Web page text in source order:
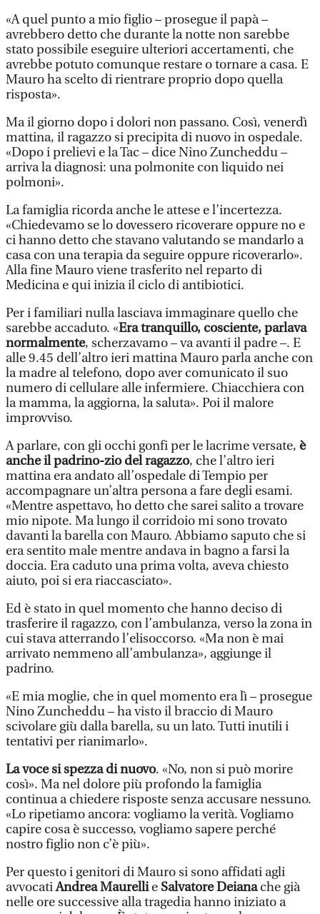
«A quel punto a mio figlio – prosegue il papà –
avrebbero detto che durante la notte non sarebbe
stato possibile eseguire ulteriori accertamenti, che
avrebbe potuto comunque restare o tornare a casa. E
Mauro ha scelto di rientrare proprio dopo quella
risposta».
Ma il giorno dopo i dolori non passano. Così, venerdì
mattina, il ragazzo si precipita di nuovo in ospedale.
«Dopo i prelievi e la Tac – dice Nino Zuncheddu –
arriva la diagnosi: una polmonite con liquido nei
polmoni».
La famiglia ricorda anche le attese e l’incertezza.
«Chiedevamo se lo dovessero ricoverare oppure no e
ci hanno detto che stavano valutando se mandarlo a
casa con una terapia da seguire oppure ricoverarlo».
Alla fine Mauro viene trasferito nel reparto di
Medicina e qui inizia il ciclo di antibiotici.
Per i familiari nulla lasciava immaginare quello che
sarebbe accaduto. «Era tranquillo, cosciente, parlava
normalmente, scherzavamo – va avanti il padre –. E
alle 9.45 dell’altro ieri mattina Mauro parla anche con
la madre al telefono, dopo aver comunicato il suo
numero di cellulare alle infermiere. Chiacchiera con
la mamma, la aggiorna, la saluta». Poi il malore
improvviso.
A parlare, con gli occhi gonfi per le lacrime versate, è
anche il padrino-zio del ragazzo, che l’altro ieri
mattina era andato all’ospedale di Tempio per
accompagnare un’altra persona a fare degli esami.
«Mentre aspettavo, ho detto che sarei salito a trovare
mio nipote. Ma lungo il corridoio mi sono trovato
davanti la barella con Mauro. Abbiamo saputo che si
era sentito male mentre andava in bagno a farsi la
doccia. Era caduto una prima volta, aveva chiesto
aiuto, poi si era riaccasciato».
Ed è stato in quel momento che hanno deciso di
trasferire il ragazzo, con l’ambulanza, verso la zona in
cui stava atterrando l’elisoccorso. «Ma non è mai
arrivato nemmeno all’ambulanza», aggiunge il
padrino.
«E mia moglie, che in quel momento era lì – prosegue
Nino Zuncheddu – ha visto il braccio di Mauro
scivolare giù dalla barella, su un lato. Tutti inutili i
tentativi per rianimarlo».
La voce si spezza di nuovo. «No, non si può morire
così». Ma nel dolore più profondo la famiglia
continua a chiedere risposte senza accusare nessuno.
«Lo ripetiamo ancora: vogliamo la verità. Vogliamo
capire cosa è successo, vogliamo sapere perché
nostro figlio non c’è più».
Per questo i genitori di Mauro si sono affidati agli
avvocatiAndrea Maurellie Salvatore Deianache già
nelle ore successive alla tragedia hanno iniziato a